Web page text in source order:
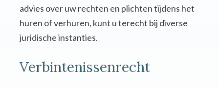
advies over uw rechten en plichten tijdens het
huren of verhuren, kunt u terecht bij diverse
juridische instanties.
Verbintenissenrecht